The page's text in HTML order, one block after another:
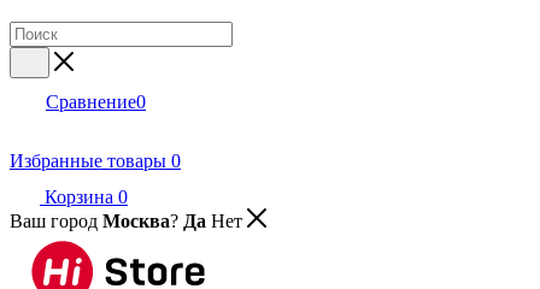
Сравнение0
Избранные товары 0
Корзина 0
Ваш город Москва? Да Нет